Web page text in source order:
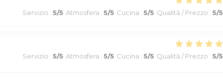
Servizio : 5/5 Atmosfera : 5/5 Cucina : 5/5 Qualità / Prezzo : 5/5
Servizio : 5/5 Atmosfera : 5/5 Cucina : 5/5 Qualità / Prezzo : 5/5